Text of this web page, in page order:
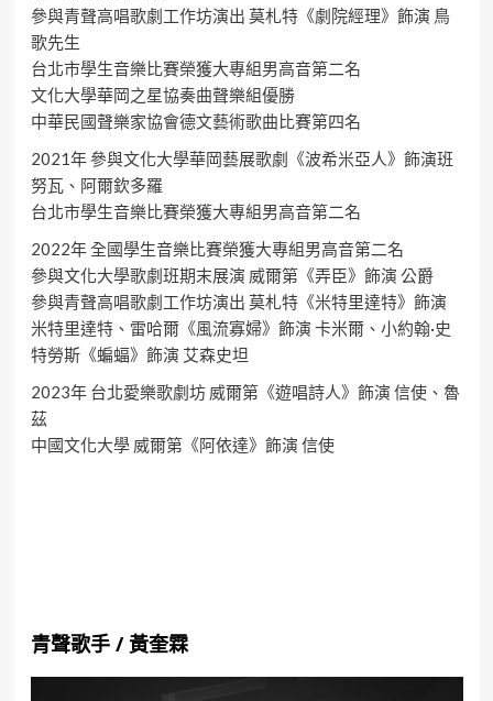
參與青聲高唱歌劇工作坊演出 莫札特《劇院經理》飾演 鳥
歌先生
台北市學生音樂比賽榮獲大專組男高音第二名
文化大學華岡之星協奏曲聲樂組優勝
中華民國聲樂家協會德文藝術歌曲比賽第四名
2021年 參與文化大學華岡藝展歌劇《波希米亞人》飾演班
努瓦、阿爾欽多羅
台北市學生音樂比賽榮獲大專組男高音第二名
2022年 全國學生音樂比賽榮獲大專組男高音第二名
參與文化大學歌劇班期末展演 威爾第《弄臣》飾演 公爵
參與青聲高唱歌劇工作坊演出 莫札特《米特里達特》飾演
米特里達特、雷哈爾《風流寡婦》飾演 卡米爾、小約翰·史
特勞斯《蝙蝠》飾演 艾森史坦
2023年 台北愛樂歌劇坊 威爾第《遊唱詩人》飾演 信使、魯
茲
中國文化大學 威爾第《阿依達》飾演 信使
青聲歌手/ 黃奎霖